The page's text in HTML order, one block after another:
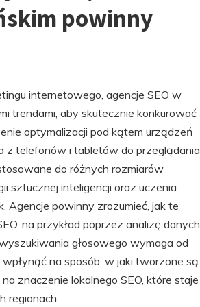
powinny
internetowego, agencje SEO w
trendami, aby skutecznie konkurować
optymalizacji pod kątem urządzeń
z telefonów i tabletów do przeglądania
do różnych rozmiarów
sztucznej inteligencji oraz uczenia
Agencje powinny zrozumieć, jak te
na przykład poprzez analizę danych
głosowego wymaga od
na sposób, w jaki tworzone są
znaczenie lokalnego SEO, które staje
regionach.